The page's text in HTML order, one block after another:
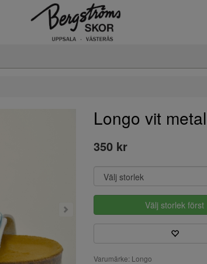
Longo vit
350 kr
Välj storlek först
Varumärke: Longo